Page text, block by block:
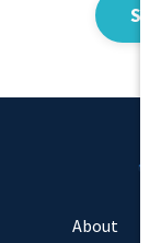
About